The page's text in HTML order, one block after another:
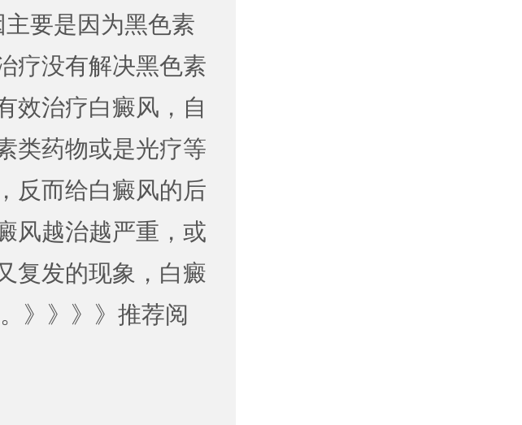
要是因为黑色素
疗没有解决黑色素
效治疗白癜风，自
类药物或是光疗等
反而给白癜风的后
风越治越严重，或
复发的现象，白癜
》》》》推荐阅